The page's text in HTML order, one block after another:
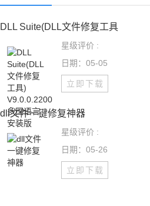
DLL Suite(DLL文件修复工具
星级评价 :
日期：05-05
立即下载
dll文件一键修复神器
星级评价 :
日期：05-26
立即下载